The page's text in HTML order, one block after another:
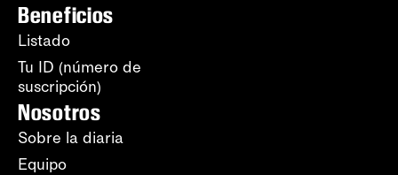
Beneficios
Listado
Tu ID (número de
suscripción)
Nosotros
Sobre la diaria
Equipo